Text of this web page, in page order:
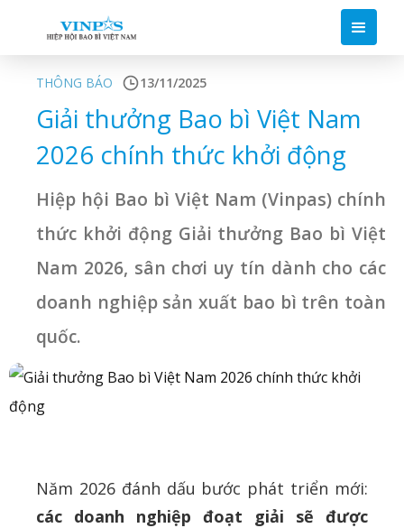
THÔNG BÁO 13/11/2025
Giải thưởng Bao bì Việt Nam
2026 chính thức khởi động
Hiệp hội Bao bì Việt Nam (Vinpas) chính
thức khởi động Giải thưởng Bao bì Việt
Nam 2026, sân chơi uy tín dành cho các
doanh nghiệp sản xuất bao bì trên toàn
quốc.
Năm 2026 đánh dấu bước phát triển mới:
các doanh nghiệp đoạt giải sẽ được